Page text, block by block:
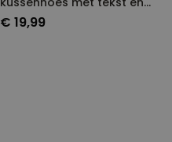
symbolen
€ 19,99